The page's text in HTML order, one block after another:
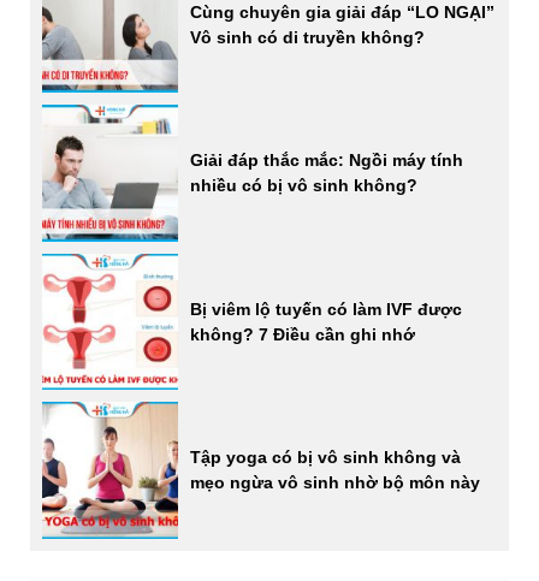
Cùng chuyên gia giải đáp “LO NGẠI”
Vô sinh có di truyền không?
Giải đáp thắc mắc: Ngồi máy tính
nhiều có bị vô sinh không?
Bị viêm lộ tuyến có làm IVF được
không? 7 Điều cần ghi nhớ
Tập yoga có bị vô sinh không và
mẹo ngừa vô sinh nhờ bộ môn này